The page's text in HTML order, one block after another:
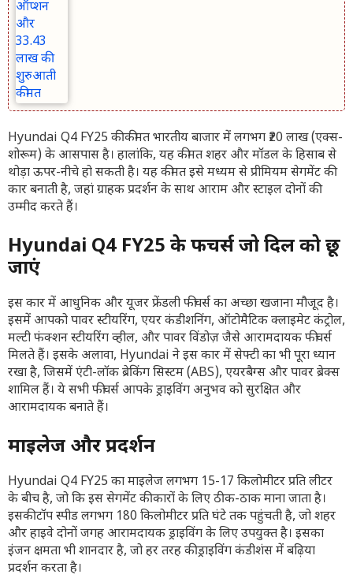
Hyundai Q4 FY25 की कीमत भारतीय बाजार में लगभग ₹20 लाख (एक्स-
शोरूम) के आसपास है। हालांकि, यह कीमत शहर और मॉडल के हिसाब से
थोड़ा ऊपर-नीचे हो सकती है। यह कीमत इसे मध्यम से प्रीमियम सेगमेंट की
कार बनाती है, जहां ग्राहक प्रदर्शन के साथ आराम और स्टाइल दोनों की
उम्मीद करते हैं।
Hyundai Q4 FY25 के फीचर्स जो दिल को छू
जाएं
इस कार में आधुनिक और यूजर फ्रेंडली फीचर्स का अच्छा खजाना मौजूद है।
इसमें आपको पावर स्टीयरिंग, एयर कंडीशनिंग, ऑटोमैटिक क्लाइमेट कंट्रोल,
मल्टी फंक्शन स्टीयरिंग व्हील, और पावर विंडोज़ जैसे आरामदायक फीचर्स
मिलते हैं। इसके अलावा, Hyundai ने इस कार में सेफ्टी का भी पूरा ध्यान
रखा है, जिसमें एंटी-लॉक ब्रेकिंग सिस्टम (ABS), एयरबैग्स और पावर ब्रेक्स
शामिल हैं। ये सभी फीचर्स आपके ड्राइविंग अनुभव को सुरक्षित और
आरामदायक बनाते हैं।
माइलेज और प्रदर्शन
Hyundai Q4 FY25 का माइलेज लगभग 15-17 किलोमीटर प्रति लीटर
के बीच है, जो कि इस सेगमेंट की कारों के लिए ठीक-ठाक माना जाता है।
इसकी टॉप स्पीड लगभग 180 किलोमीटर प्रति घंटे तक पहुंचती है, जो शहर
और हाइवे दोनों जगह आरामदायक ड्राइविंग के लिए उपयुक्त है। इसका
इंजन क्षमता भी शानदार है, जो हर तरह की ड्राइविंग कंडीशंस में बढ़िया
प्रदर्शन करता है।